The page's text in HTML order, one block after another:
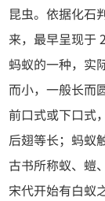
昆虫。依据化石
来，最早呈现于
蚂蚁的一种，实
而小，一般长而
前口式或下口式
后翅等长；蚂蚁
古书所称蚁、螘
宋代开始有白蚁